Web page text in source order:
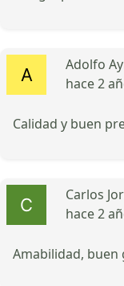
Adolfo
hace 2
Calidad y buen
Carlos
hace 2
Amabilidad, buen